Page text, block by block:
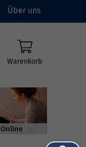
Über uns
Warenkorb
Online